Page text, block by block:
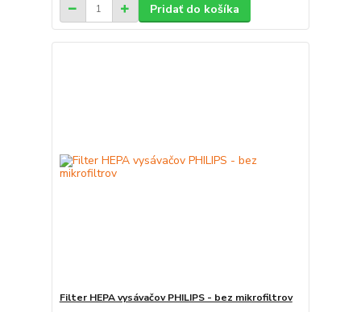
Pridať do košíka
Filter HEPA vysávačov PHILIPS - bez mikrofiltrov